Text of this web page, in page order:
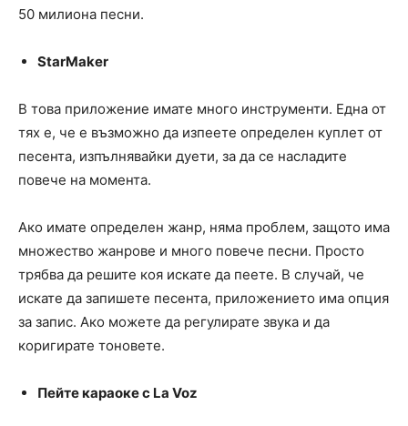
50 милиона песни.
StarMaker
В това приложение имате много инструменти. Една от
тях е, че е възможно да изпеете определен куплет от
песента, изпълнявайки дуети, за да се насладите
повече на момента.
Ако имате определен жанр, няма проблем, защото има
множество жанрове и много повече песни. Просто
трябва да решите коя искате да пеете. В случай, че
искате да запишете песента, приложението има опция
за запис. Ако можете да регулирате звука и да
коригирате тоновете.
Пейте караоке с La Voz